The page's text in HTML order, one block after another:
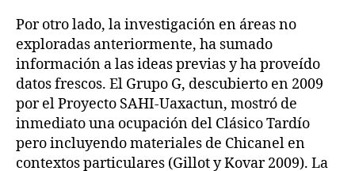
Por otro lado, la investigación en áreas no
exploradas anteriormente, ha sumado
información a las ideas previas y ha proveído
datos frescos. El Grupo G, descubierto en 2009
por el Proyecto SAHI-Uaxactun, mostró de
inmediato una ocupación del Clásico Tardío
pero incluyendo materiales de Chicanel en
contextos particulares (Gillot y Kovar 2009). La